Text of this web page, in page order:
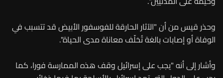
وحذر قيس من أن "الآثار الحارقة للفوسفور الأبيض قد تتسبب في
الوفاة أو إصابات بالغة تُخلّف معاناة مدى الحياة".
وأشار إلى أنه "يجب على إسرائيل وقف هذه الممارسة فورا، كما